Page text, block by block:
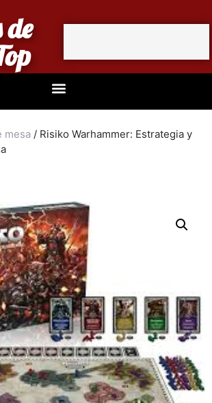
de
mesa / Risiko Warhammer: Estrategia y